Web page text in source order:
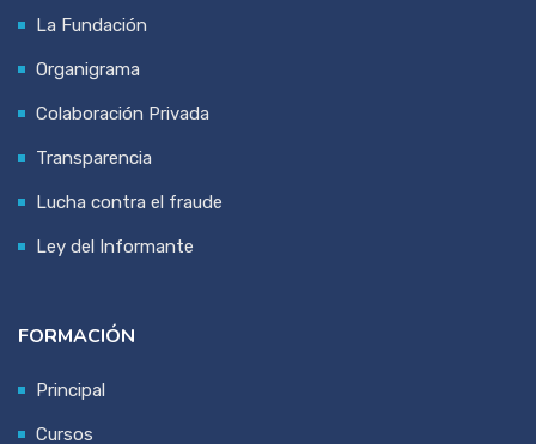
La Fundación
Organigrama
Colaboración Privada
Transparencia
Lucha contra el fraude
Ley del Informante
FORMACIÓN
Principal
Cursos